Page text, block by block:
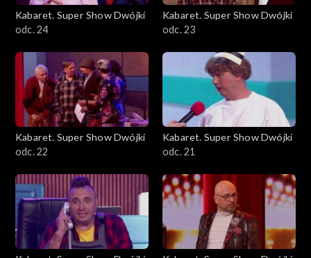
Kabaret. Super Show Dwójki
odc. 24
Kabaret. Super Show Dwójki
odc. 23
Kabaret. Super Show Dwójki
odc. 22
Kabaret. Super Show Dwójki
odc. 21